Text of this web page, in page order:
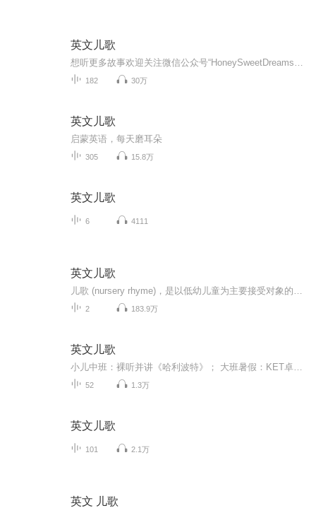
英文儿歌
182 30万
英文儿歌
启蒙英语，每天磨耳朵
305 15.8万
英文儿歌
6 4111
英文儿歌
2 183.9万
英文儿歌
52 1.3万
英文儿歌
101 2.1万
英文 儿歌